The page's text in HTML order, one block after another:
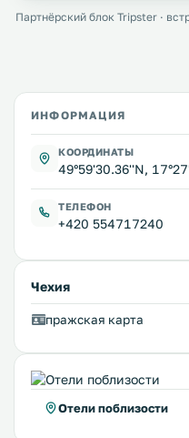
Партнёрский блок Tripster ·
ИНФОРМАЦИЯ
КООРДИНАТЫ
49°59'30.36''N,
ТЕЛЕФОН
+420 554717240
Чехия
пражская карта
Отели поблизости